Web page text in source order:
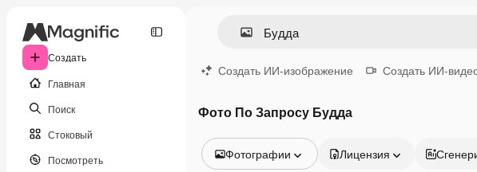
Создать
Главная
Поиск
Стоковый
Посмотреть
Создать ИИ-изображение Создать ИИ-
Фото По Запросу Будда
Фотографии Лицензия